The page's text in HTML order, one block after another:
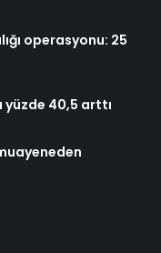
operasyonu: 25
yüzde 40,5 arttı